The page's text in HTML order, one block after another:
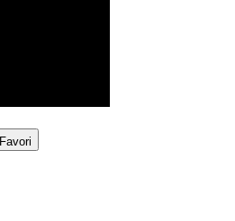
Favori